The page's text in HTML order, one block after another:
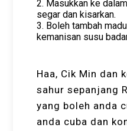
2. Masukkan ke
segar dan kisarkan.
3. Boleh tambah
kemanisan susu
Haa, Cik Min dan
sahur sepanjang
yang boleh anda
anda cuba dan